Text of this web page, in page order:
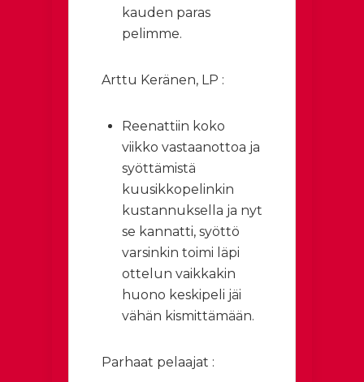
kauden paras
pelimme.
Arttu Keränen, LP :
Reenattiin koko
viikko vastaanottoa ja
syöttämistä
kuusikkopelinkin
kustannuksella ja nyt
se kannatti, syöttö
varsinkin toimi läpi
ottelun vaikkakin
huono keskipeli jäi
vähän kismittämään.
Parhaat pelaajat :